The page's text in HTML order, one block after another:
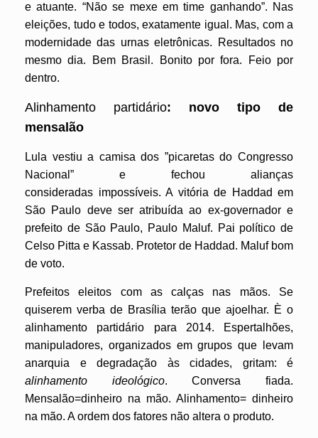
e atuante. “Não se mexe em time ganhando”. Nas
eleições, tudo e todos, exatamente igual. Mas, com a
modernidade das urnas eletrônicas. Resultados no
mesmo dia. Bem Brasil. Bonito por fora. Feio por
dentro.
Alinhamento partidário: novo tipo de
mensalão
Lula vestiu a camisa dos ”picaretas do Congresso
Nacional” e fechou alianças
consideradas impossíveis. A vitória de Haddad em
São Paulo deve ser atribuída ao ex-governador e
prefeito de São Paulo, Paulo Maluf. Pai político de
Celso Pitta e Kassab. Protetor de Haddad. Maluf bom
de voto.
Prefeitos eleitos com as calças nas mãos. Se
quiserem verba de Brasília terão que ajoelhar. È o
alinhamento partidário para 2014. Espertalhões,
manipuladores, organizados em grupos que levam
anarquia e degradação às cidades, gritam: é
alinhamento ideológico. Conversa fiada.
Mensalão=dinheiro na mão. Alinhamento= dinheiro
na mão. A ordem dos fatores não altera o produto.